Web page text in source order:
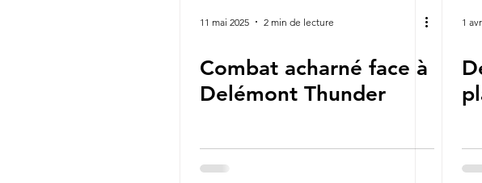
11 mai 2025 2 min de lecture
Combat acharné face à
Delémont Thunder
1